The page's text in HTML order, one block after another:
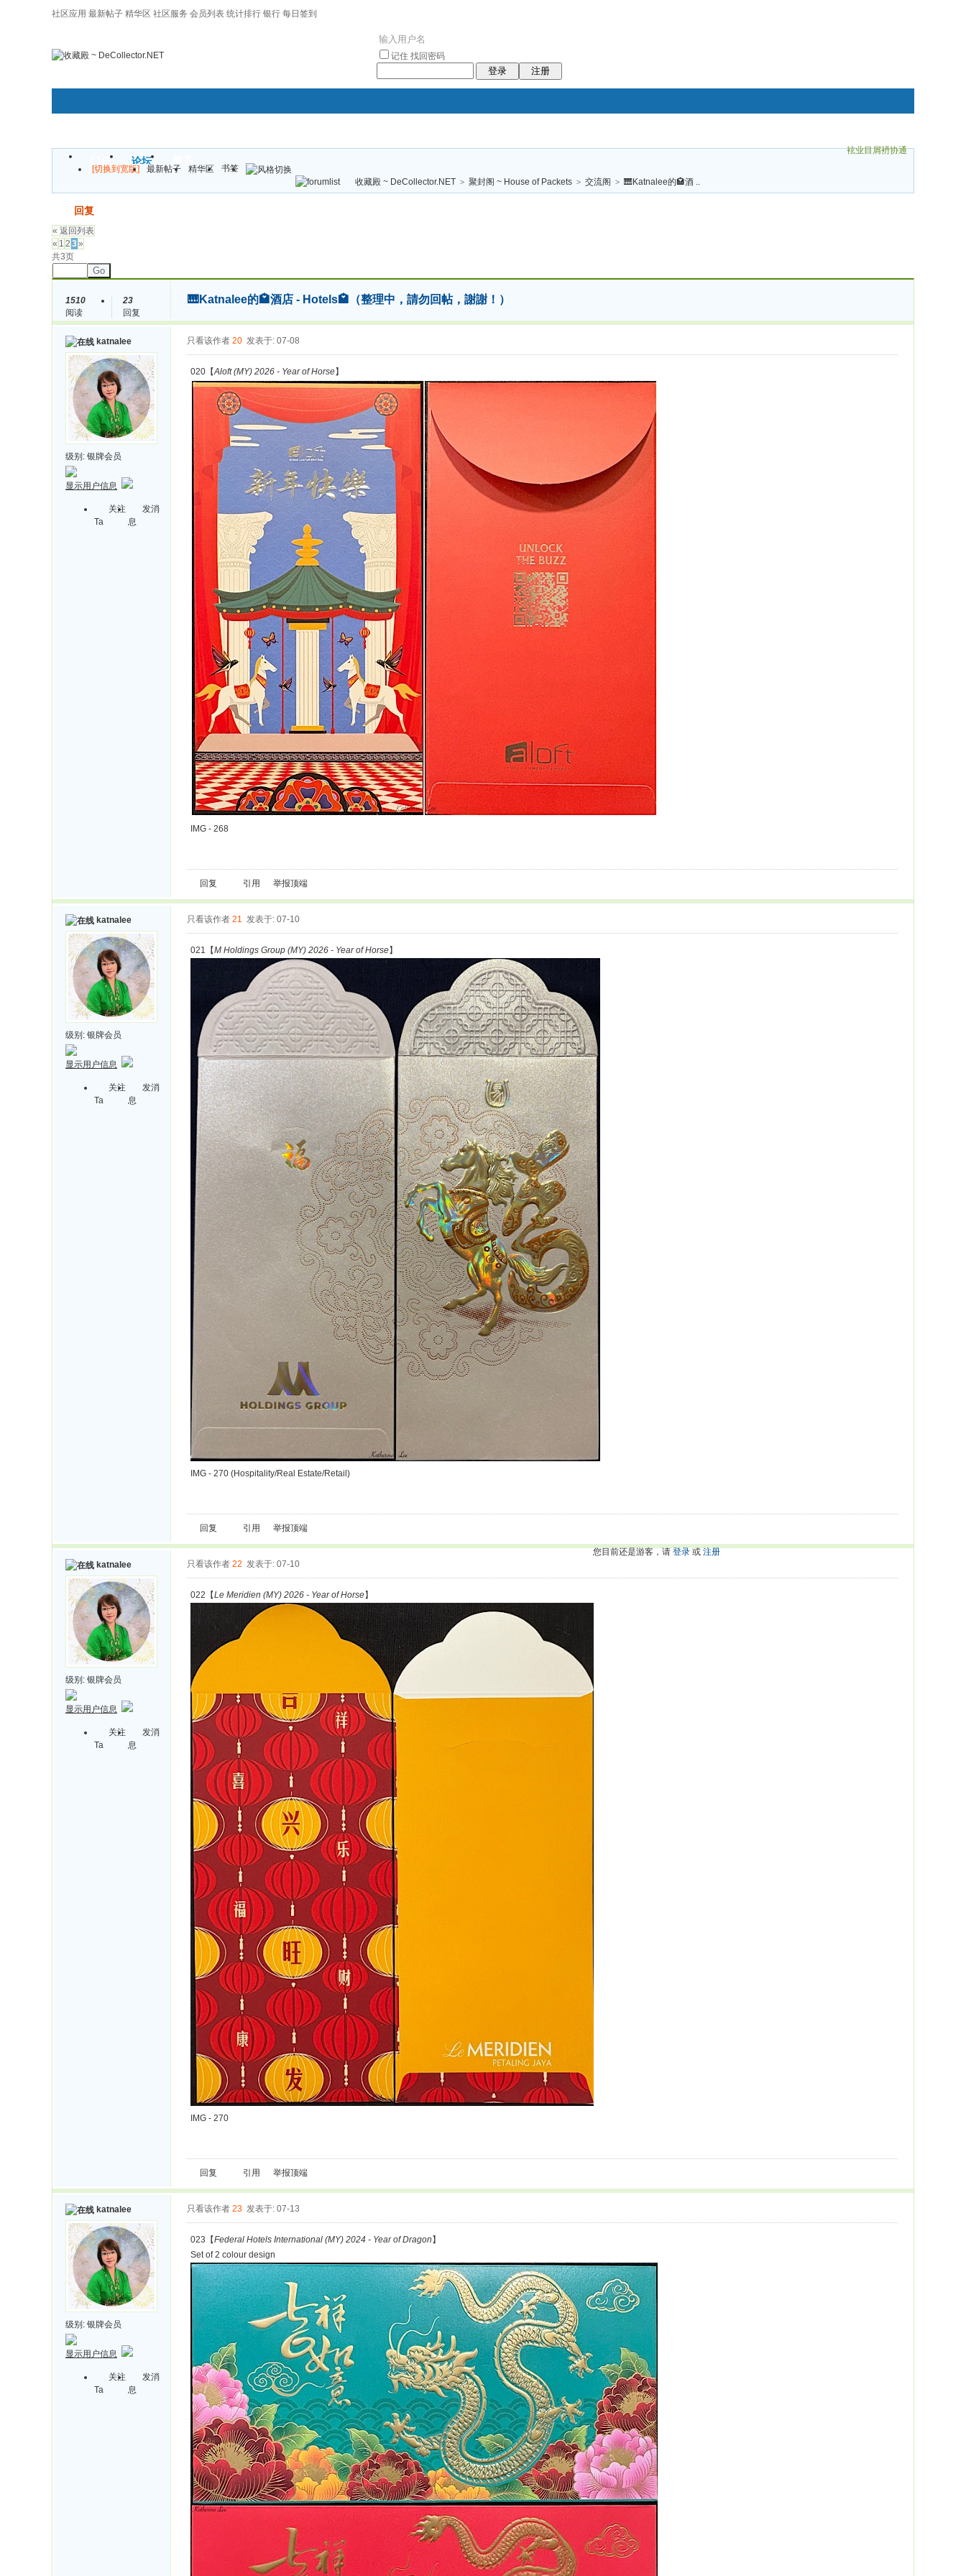
社区应用 最新帖子 精华区 社区服务 会员列表 统计排行 银行 每日签到
记住 找回密码
登录 注册
袨业目屑袇协通
门户 论坛
褔
袠袠袥眩褦
[切换到宽版] 最新帖子 精华区
书签
收藏殿 ~ DeCollector.NET > 聚封阁 ~ House of Packets > 交流阁 > 🎹Katnalee的🏩酒 ..
回复
« 返回列表
« 1 2 3»
共3页
Go
1510
阅读
23
回复
🎹Katnalee的🏩酒店 - Hotels🏩（整理中，請勿回帖，謝謝！）
katnalee
级别: 银牌会员
显示用户信息
关注
Ta
发消
息
只看该作者 20 发表于: 07-08
020【Aloft (MY) 2026 - Year of Horse】
IMG - 268
回复 引用 举报顶端
katnalee
级别: 银牌会员
显示用户信息
关注
Ta
发消
息
只看该作者 21 发表于: 07-10
021【M Holdings Group (MY) 2026 - Year of Horse】
IMG - 270 (Hospitality/Real Estate/Retail)
回复 引用 举报顶端
katnalee
级别: 银牌会员
显示用户信息
关注
Ta
发消
息
只看该作者 22 发表于: 07-10
022【Le Meridien (MY) 2026 - Year of Horse】
IMG - 270
回复 引用 举报顶端
katnalee
级别: 银牌会员
显示用户信息
关注
Ta
发消
息
只看该作者 23 发表于: 07-13
023【Federal Hotels International (MY) 2024 - Year of Dragon 】
Set of 2 colour design
您目前还是游客，请 登录或 注册